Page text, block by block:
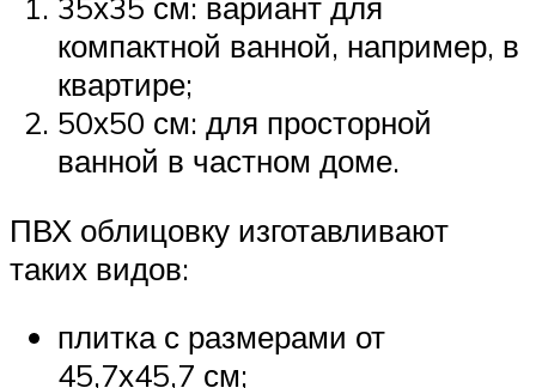
компактной ванной, например, в
квартире;
50х50 см: для просторной
ванной в частном доме.
ПВХ облицовку изготавливают
таких видов:
плитка с размерами от
45,7х45,7 см;